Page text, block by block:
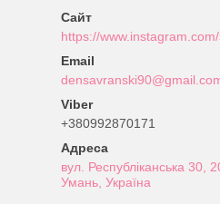
+380992870171
вул. Республіканська 30,
Умань, Україна